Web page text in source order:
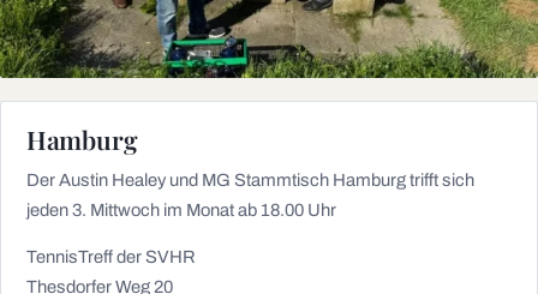
Hamburg
Der Austin Healey und MG Stammtisch Hamburg trifft sich
jeden 3. Mittwoch im Monat ab 18.00 Uhr
TennisTreff der SVHR
Thesdorfer Weg 20